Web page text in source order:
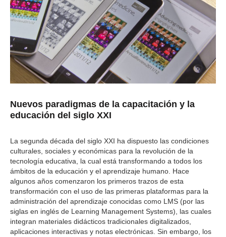
Nuevos paradigmas de la capacitación y la
educación del siglo XXI
La segunda década del siglo XXI ha dispuesto las condiciones
culturales, sociales y económicas para la revolución de la
tecnología educativa, la cual está transformando a todos los
ámbitos de la educación y el aprendizaje humano. Hace
algunos años comenzaron los primeros trazos de esta
transformación con el uso de las primeras plataformas para la
administración del aprendizaje conocidas como LMS (por las
siglas en inglés de Learning Management Systems), las cuales
integran materiales didácticos tradicionales digitalizados,
aplicaciones interactivas y notas electrónicas. Sin embargo, los